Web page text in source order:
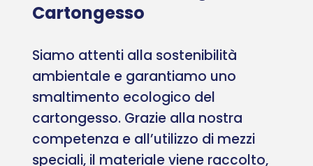
Cartongesso
Siamo attenti alla sostenibilità
ambientale e garantiamo uno
smaltimento ecologico del
cartongesso. Grazie alla nostra
competenza e all’utilizzo di mezzi
speciali, il materiale viene raccolto,